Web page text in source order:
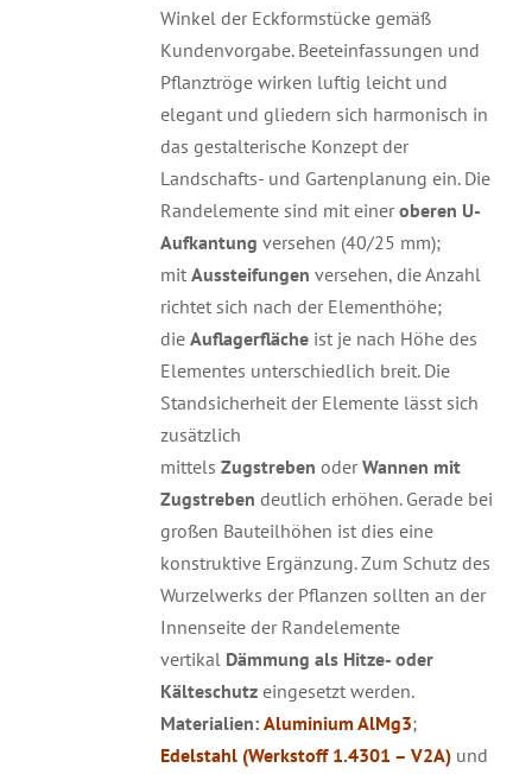
Winkel der Eckformstücke gemäß
Kundenvorgabe. Beeteinfassungen und
Pflanztröge wirken luftig leicht und
elegant und gliedern sich harmonisch in
das gestalterische Konzept der
Landschafts- und Gartenplanung ein. Die
Randelemente sind mit einer oberen U-
Aufkantung versehen (40/25 mm);
mit Aussteifungen versehen, die Anzahl
richtet sich nach der Elementhöhe;
die Auflagerflächeist je nach Höhe des
Elementes unterschiedlich breit. Die
Standsicherheit der Elemente lässt sich
zusätzlich
mittels Zugstreben oder Wannen mit
Zugstreben deutlich erhöhen. Gerade bei
großen Bauteilhöhen ist dies eine
konstruktive Ergänzung. Zum Schutz des
Wurzelwerks der Pflanzen sollten an der
Innenseite der Randelemente
vertikal Dämmung als Hitze- oder
Kälteschutzeingesetzt werden.
Materialien: Aluminium AlMg3;
Edelstahl (Werkstoff 1.4301 – V2A)und